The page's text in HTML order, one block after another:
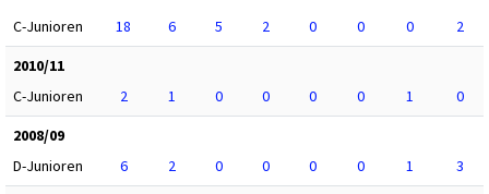
C-Junioren
18 6 5 2 0 0 0
2
2010/11
C-Junioren
2 1 0 0 0 0 1
0
2008/09
D-Junioren
6 2 0 0 0 0 1
3